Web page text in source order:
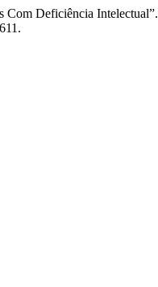
Com Deficiência Intelectual”.